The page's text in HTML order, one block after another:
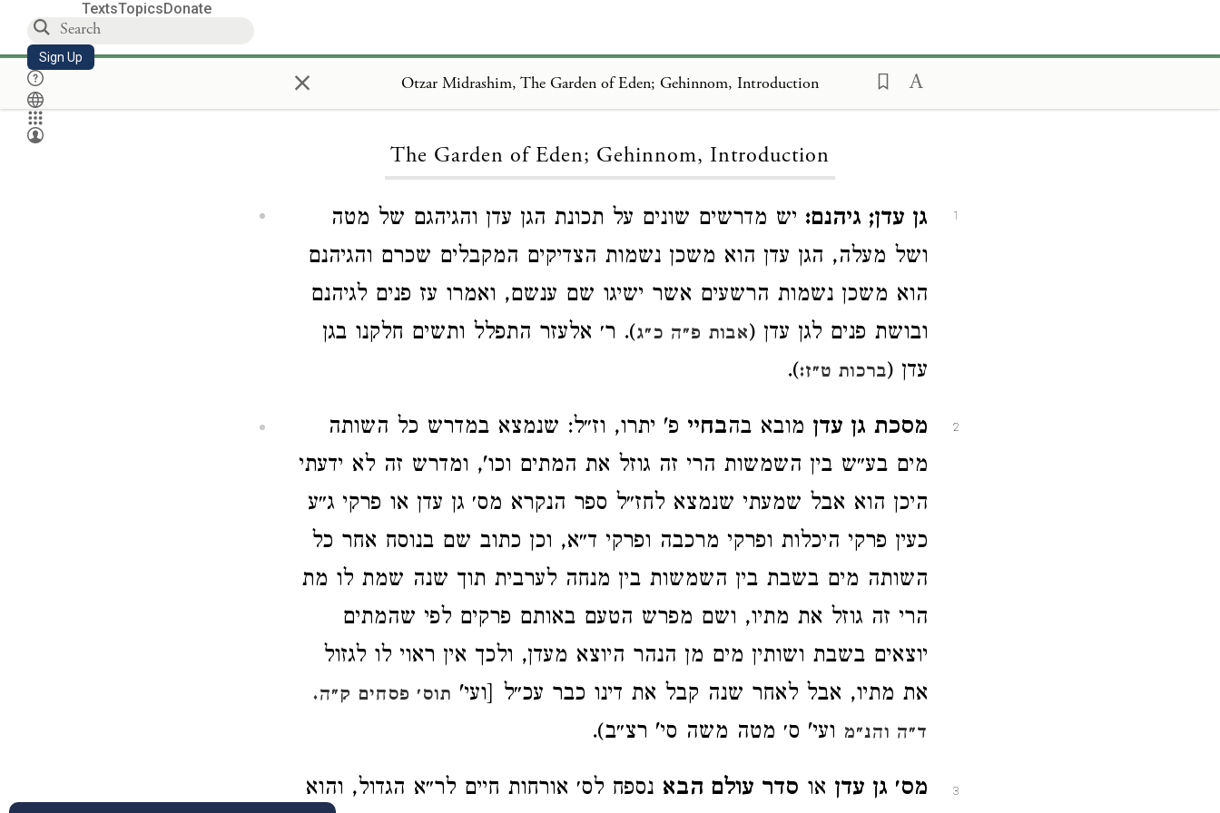
TextsTopicsDonate
Sign Up × Otzar Midrashim, The Garden of Eden; Gehinnom, Introduction
The Garden of Eden; Gehinnom, Introduction
1 גן עדן; גיהנם: יש מדרשים שונים על תכונת הגן עדן והגיהגם של מטה
ושל מעלה, הגן עדן הוא משכן נשמות הצדיקים המקבלים שכרם והגיהנם
הוא משכן נשמות הרשעים אשר ישיגו שם ענשם, ואמרו עז פנים לגיהנם
ובושת פנים לגן עדן (אבות פ״ה כ״ג). ר׳ אלעזר התפלל ותשים חלקנו בגן
עדן (ברכות ט״ז:).
2 מסכת גן עדן מובא בהבחיי פ' יתרו, וז״ל: שנמצא במדרש כל השותה
מים בע״ש בין השמשות הרי זה גוזל את המתים וכו', ומדרש זה לא ידעתי
היכן הוא אבל שמעתי שנמצא לחז״ל ספר הנקרא מס׳ גן עדן או פרקי ג״ע
כעין פרקי היכלות ופרקי מרכבה ופרקי ד״א, וכן כתוב שם בנוסח אחר כל
השותה מים בשבת בין השמשות בין מנחה לערבית תוך שנה שמת לו מת
הרי זה גוזל את מתיו, ושם מפרש הטעם באותם פרקים לפי שהמתים
יוצאים בשבת ושותין מים מן הנהר היוצא מעדן, ולכך אין ראוי לו לגזול
את מתיו, אבל לאחר שנה קבל את דינו כבר עכ״ל [ועי' תוס׳ פסחים ק״ה.
ד״ה והנ״מ ועי' ס׳ מטה משה סי' רצ״ב).
3 מס׳ גן עדן או סדר עולם הבא נספח לס׳ אורחות חיים לר״א הגדול, והוא